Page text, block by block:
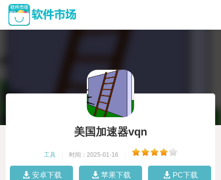
美国加速器vqn
工具 时间：2025-01-16
安卓下载 苹果下载 PC下载